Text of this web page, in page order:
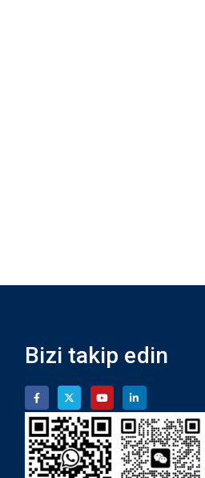
Bizi takip edin